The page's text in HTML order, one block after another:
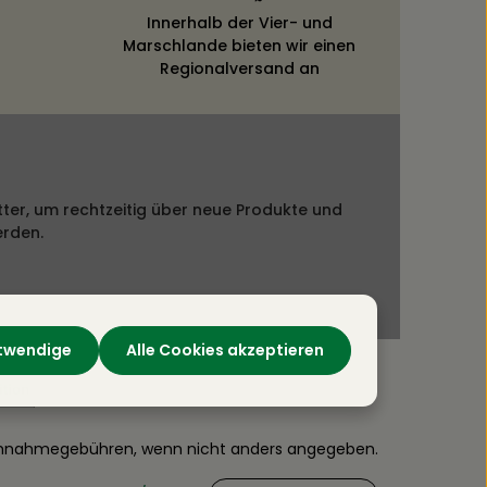
Innerhalb der Vier- und
Marschlande bieten wir einen
Regionalversand an
um rechtzeitig über neue Produkte und
wenn nicht anders angegeben.
Alle Cookies akzeptieren